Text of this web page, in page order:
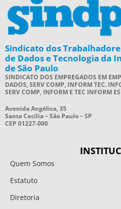
Sindicato dos
de Dados e Tecnologia da
de São Paulo
SINDICATO DOS EMPREGADOS EM
DADOS, SERV COMP, INFORM TEC.
SERV COMP, INFORM E TEC INFORM
Avenida Angélica, 35
Santa Cecília – São Paulo – SP
CEP 01227-000
Quem Somos
Estatuto
Diretoria